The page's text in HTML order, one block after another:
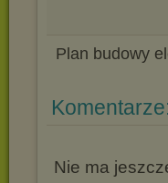
Plan budowy
Nie ma